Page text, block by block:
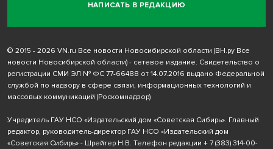
НАПИСАТЬ В РЕДАКЦИЮ
© 2015 - 2026 VN.ru Все новости Новосибирской области (ВН.ру Все
новости Новосибирской области) - сетевое издание. Свидетельство о
регистрации СМИ ЭЛ № ФС 77-66488 от 14.07.2016 выдано Федеральной
службой по надзору в сфере связи, информационных технологий и
массовых коммуникаций (Роскомнадзор)
Учредитель ГАУ НСО «Издательский дом «Советская Сибирь». Главный
редактор, руководитель-директор ГАУ НСО «Издательский дом
«Советская Сибирь» - Шрейтер Н.В. Телефон редакции + 7 (383) 314-00-